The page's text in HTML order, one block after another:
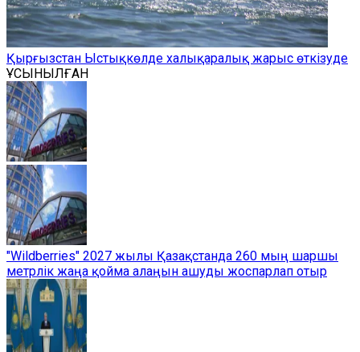
Қырғызстан Ыстықкөлде халықаралық жарыс өткізуде
ҰСЫНЫЛҒАН
"Wildberries" 2027 жылы Қазақстанда 260 мың шаршы
метрлік жаңа қойма алаңын ашуды жоспарлап отыр